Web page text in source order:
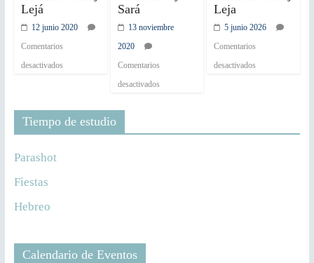
Lejá
12 junio 2020
Comentarios
desactivados
Sará
13 noviembre
2020
Comentarios
desactivados
Leja
5 junio 2026
Comentarios
desactivados
Tiempo de estudio
Parashot
Fiestas
Hebreo
Calendario de Eventos